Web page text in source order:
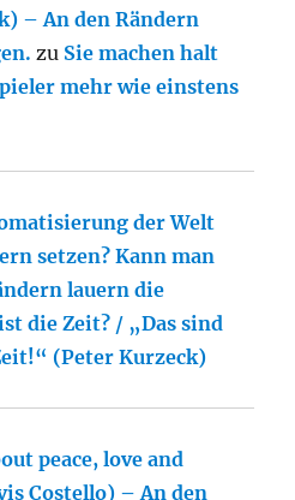
– An den Rändern
zu Sie machen halt
mehr wie einstens
der Welt
setzen? Kann man
lauern die
die Zeit? / „Das sind
(Peter Kurzeck)
peace, love and
Costello) – An den